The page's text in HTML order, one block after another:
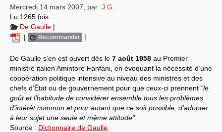
Résistances
L’Empire américain
Systèmes & société sous contrôle
Nouvelles de l’antirépublique
Crises "Covid-19 & H1N1"
Guerre en Ukraine
Mercredi 14 mars 2007 par J.G.
Lu 1265 fois
De Gaulle |
|
Recommander |
De Gaulle s’en est ouvert dès le 7 août 1958 au Premier
ministre italien Amintore Fanfani, en évoquant la nécessité d’une
coopération politique intensive au niveau des ministres et des
chefs d’État ou de gouvernement pour que ceux-ci prennent "le
goût et l’habitude de considérer ensemble tous les problèmes
d’intérêt commun et pour autant que ce soit possible, d’adopter
à leur sujet une seule et même attitude".
Source : Dictionnaire de Gaulle